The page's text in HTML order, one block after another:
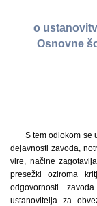
o
Osnovne
S tem odlokom se
dejavnosti zavoda,
vire, načine
presežki oziroma
odgovornosti
ustanovitelja za